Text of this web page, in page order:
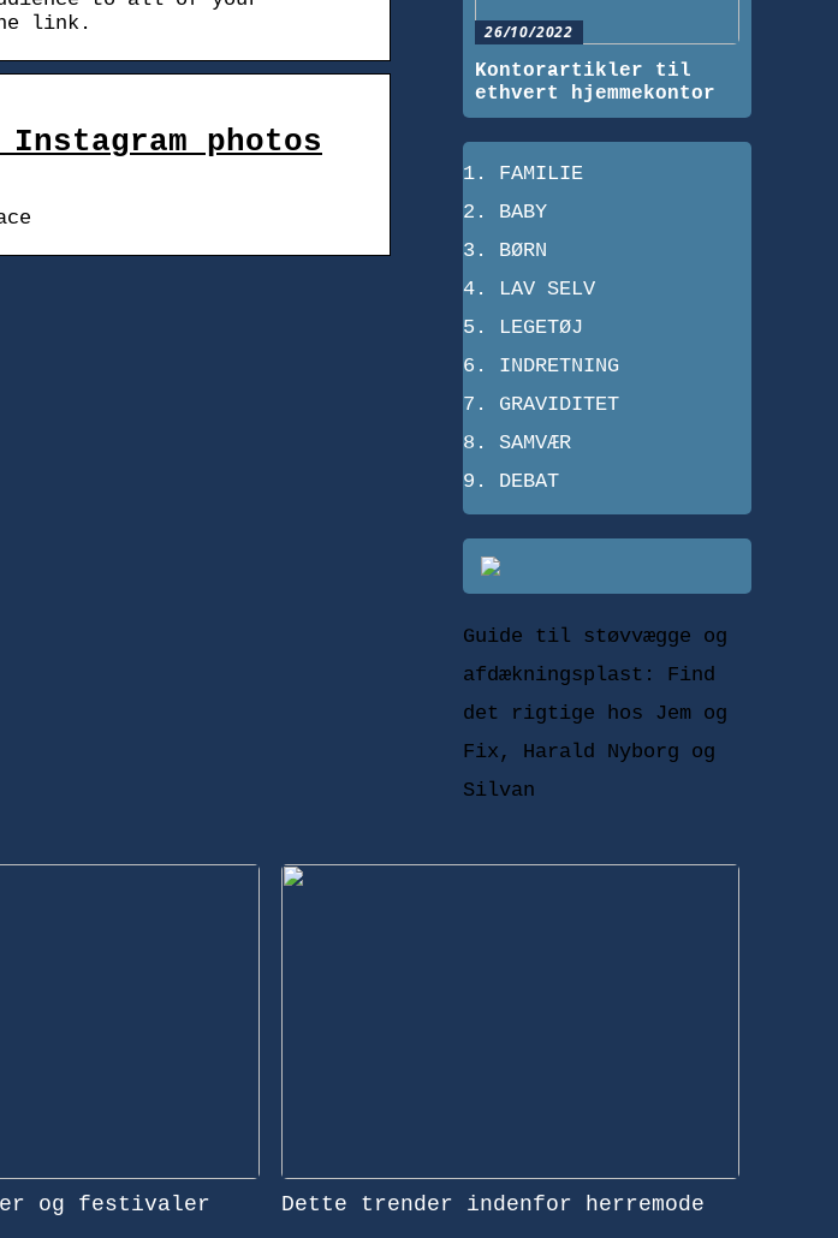
link.
photos
26/10/2022
Kontorartikler til
ethvert hjemmekontor
FAMILIE
BABY
BØRN
LAV SELV
LEGETØJ
INDRETNING
GRAVIDITET
SAMVÆR
DEBAT
Guide til støvvægge og
afdækningsplast: Find
det rigtige hos Jem og
Fix, Harald Nyborg og
Silvan
og festivaler Dette trender indenfor herremode